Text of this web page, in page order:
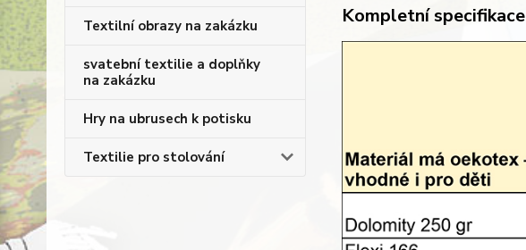
Textilní obrazy na zakázku
svatební textilie a doplňky
na zakázku
Hry na ubrusech k potisku
Textilie pro stolování
Kompletní specifikace